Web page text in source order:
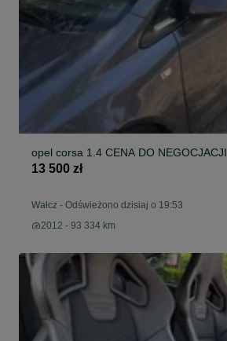
opel corsa 1.4 CENA DO NEGOCJACJI
13 500 zł
Wałcz - Odświeżono dzisiaj o 19:53
2012 - 93 334 km